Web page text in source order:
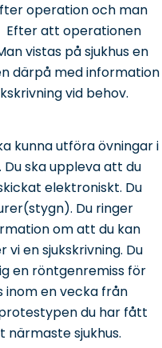
operation och man
Efter att operationen
vistas på sjukhus en
därpå med information
vid behov.
kunna utföra övningar i
ska uppleva att du
elektroniskt. Du
Du ringer
om att du kan
en sjukskrivning. Du
en röntgenremiss för
inom en vecka från
du har fått
närmaste sjukhus.